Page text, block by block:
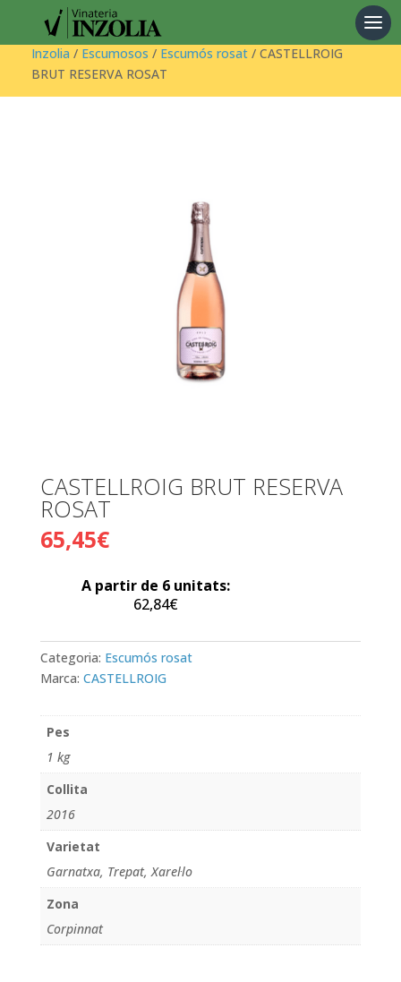
Products
search
Inzolia / Escumosos / Escumós rosat / CASTELLROIG
BRUT RESERVA ROSAT
CASTELLROIG BRUT RESERVA
ROSAT
65,45€
A partir de 6 unitats:
62,84€
Categoria: Escumós rosat
Marca: CASTELLROIG
Pes
1 kg
Collita
2016
Varietat
Garnatxa, Trepat, Xarel·lo
Zona
Corpinnat